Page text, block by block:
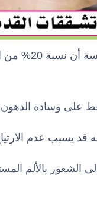
تشقق الكعب هو
على وسادة
قد يسبب عدم
الشعور بالألم